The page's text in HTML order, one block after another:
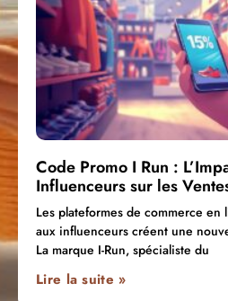
Code Promo I Run :
Influenceurs sur les
Les plateformes de commerce en
aux influenceurs créent une
La marque I-Run, spécialiste du
Lire la suite »